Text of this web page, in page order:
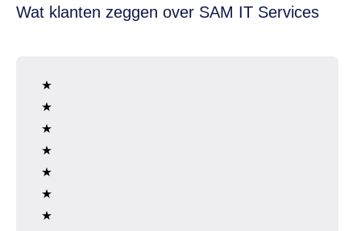
Wat klanten zeggen over SAM IT Services